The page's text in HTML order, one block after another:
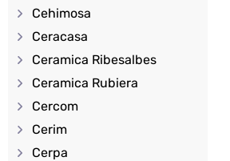
Cehimosa
Ceracasa
Ceramica Ribesalbes
Ceramica Rubiera
Cercom
Cerim
Cerpa